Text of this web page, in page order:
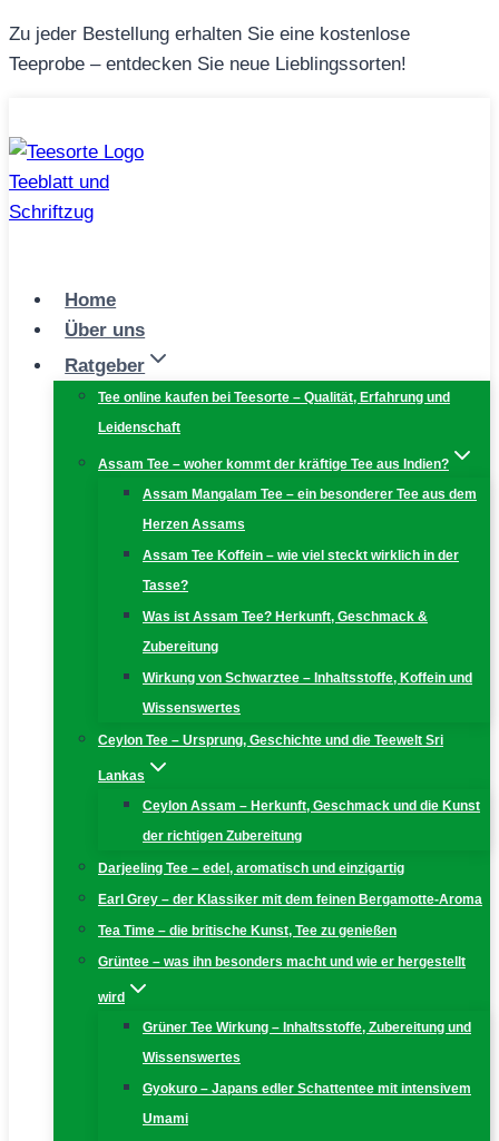
Zum
Inhalt
Zu jeder Bestellung erhalten Sie eine kostenlose
Teeprobe – entdecken Sie neue Lieblingssorten!
Home
Über uns
Ratgeber
Tee online kaufen bei Teesorte – Qualität, Erfahrung und
Leidenschaft
Assam Tee – woher kommt der kräftige Tee aus Indien?
Assam Mangalam Tee – ein besonderer Tee aus dem
Herzen Assams
Assam Tee Koffein – wie viel steckt wirklich in der
Tasse?
Was ist Assam Tee? Herkunft, Geschmack &
Zubereitung
Wirkung von Schwarztee – Inhaltsstoffe, Koffein und
Wissenswertes
Ceylon Tee – Ursprung, Geschichte und die Teewelt Sri
Lankas
Ceylon Assam – Herkunft, Geschmack und die Kunst
der richtigen Zubereitung
Darjeeling Tee – edel, aromatisch und einzigartig
Earl Grey – der Klassiker mit dem feinen Bergamotte-Aroma
Tea Time – die britische Kunst, Tee zu genießen
Grüntee – was ihn besonders macht und wie er hergestellt
wird
Grüner Tee Wirkung – Inhaltsstoffe, Zubereitung und
Wissenswertes
Gyokuro – Japans edler Schattentee mit intensivem
Umami